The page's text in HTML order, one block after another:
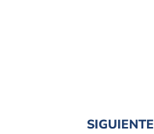
SIGUIENTE